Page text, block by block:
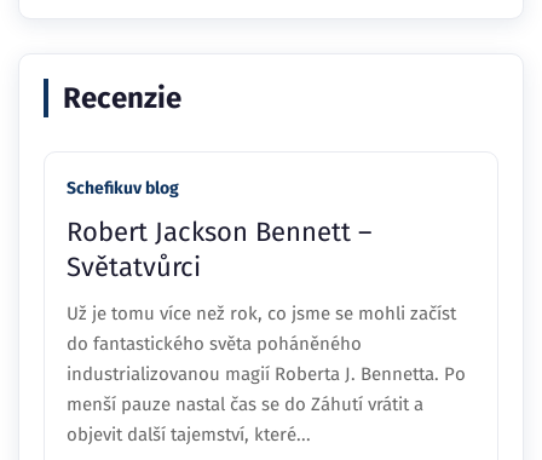
Recenzie
Schefikuv blog
Robert Jackson Bennett –
Světatvůrci
Už je tomu více než rok, co jsme se mohli začíst
do fantastického světa poháněného
industrializovanou magií Roberta J. Bennetta. Po
menší pauze nastal čas se do Záhutí vrátit a
objevit další tajemství, které...